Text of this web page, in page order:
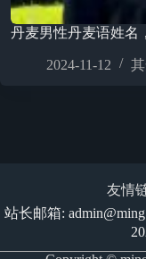
丹麦男性丹麦语姓名
2024-11-12
友情
站长邮箱: